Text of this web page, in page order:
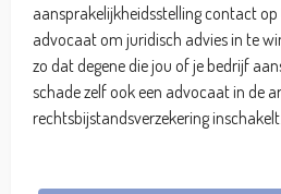
aansprakelijkheidsstelling contact
advocaat om juridisch advies in te
zo dat degene die jou of je bedrijf
schade zelf ook een advocaat in de
rechtsbijstandsverzekering inschakelt.